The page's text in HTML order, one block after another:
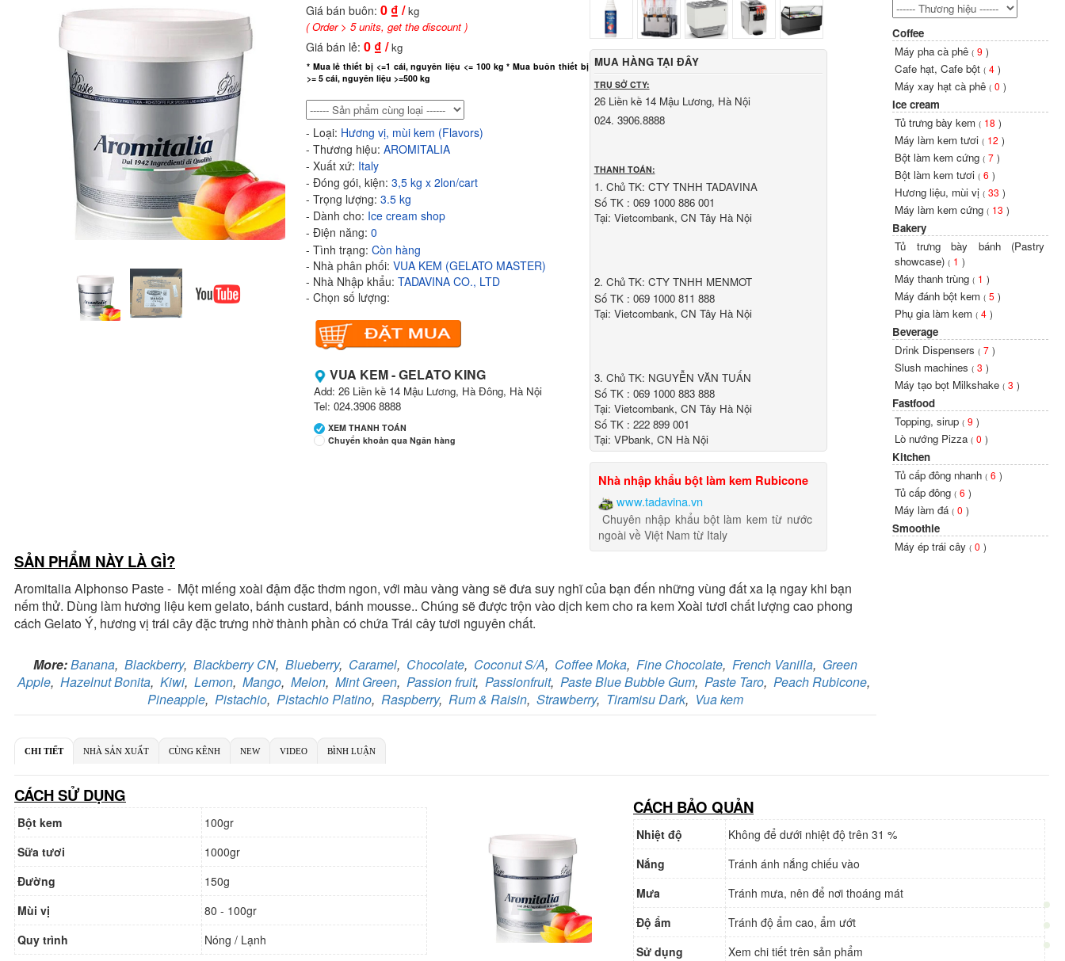
Giá bán buôn: 0₫ / kg
( Order > 5 units, get the discount )
Giá bán lẻ: 0₫ /kg
* Mua lẻ thiết bị <=1 cái, nguyên liệu <= 100 kg * Mua buôn thiết bị
>= 5 cái, nguyên liệu >=500 kg
- Loại: Hương vị, mùi kem (Flavors)
- Thương hiệu: AROMITALIA
- Xuất xứ: Italy
- Đóng gói, kiện: 3,5 kg x 2lon/cart
- Trọng lượng: 3.5 kg
- Dành cho: Ice cream shop
- Điện năng: 0
- Tình trạng: Còn hàng
- Nhà phân phối: VUA KEM (GELATO MASTER)
- Nhà Nhập khẩu: TADAVINA CO., LTD
- Chọn số lượng:
VUA KEM - GELATO KING
Add: 26 Liền kề 14 Mậu Lương, Hà Đông, Hà Nội
Tel: 024.3906 8888
XEM THANH TOÁN
Chuyển khoản qua Ngân hàng
Số TK:
069 1000 811 888
Ngân hàng Ngoại thương Việt Nam
Chi nhánh:
Vietcombank Tây Hà Nội
Chủ TK:
CÔNG TY TNHH TADAVINA
Số TK:
069 1000 886 001
Nguyễn Văn Tuấn
222 899 001
Ngân hàng Ngoại thương Việt Nam
Chi nhánh:
Vietcombank Hà Nội
Chủ TK:
Nguyễn Văn Tuấn
Số TK:
1986 883 888
MUA HÀNG TẠI ĐÂY
TRỤ SỞ CTY:
26 Liền kề 14 Mậu Lương, Hà Nội
024. 3906.8888
THANH TOÁN:
1. Chủ TK: CTY TNHH TADAVINA
Số TK : 069 1000 886 001
Tại: Vietcombank, CN Tây Hà Nội
2. Chủ TK: CTY TNHH MENMOT
Số TK : 069 1000 811 888
Tại: Vietcombank, CN Tây Hà Nội
3. Chủ TK: NGUYỄN VĂN TUẤN
Số TK : 069 1000 883 888
Tại: Vietcombank, CN Tây Hà Nội
Số TK : 222 899 001
Tại: VPbank, CN Hà Nội
Nhà nhập khẩu bột làm kem Rubicone
www.tadavina.vn
Chuyên nhập khẩu bột làm kem từ nước
ngoài về Việt Nam từ Italy
SẢN PHẨM NÀY LÀ GÌ?
Aromitalia Alphonso Paste - Một miếng xoài đậm đặc thơm ngon, với màu vàng vàng sẽ đưa suy nghĩ của bạn đến những vùng đất xa lạ ngay khi bạn
nếm thử. Dùng làm hương liệu kem gelato, bánh custard, bánh mousse.. Chúng sẽ được trộn vào dịch kem cho ra kem Xoài tươi chất lượng cao phong
cách Gelato Ý, hương vị trái cây đặc trưng nhờ thành phần có chứa Trái cây tươi nguyên chất.
More:Banana,Blackberry,Blackberry CN,Blueberry, Caramel, Chocolate, Coconut S/A, Coffee Moka,Fine Chocolate,French Vanilla, Green
Apple,Hazelnut Bonita,Kiwi,Lemon,Mango,Melon,Mint Green,Passion fruit,Passionfruit,Paste Blue Bubble Gum,Paste Taro,Peach Rubicone,
Pineapple,Pistachio,Pistachio Platino,Raspberry,Rum & Raisin,Strawberry, Tiramisu Dark, Vua kem
Coffee
Máy pha cà phê( 9 )
Cafe hạt, Cafe bột( 4 )
Máy xay hạt cà phê( 0 )
Ice cream
Tủ trưng bày kem( 18 )
Máy làm kem tươi( 12 )
Bột làm kem cứng( 7 )
Bột làm kem tươi( 6 )
Hương liệu, mùi vị( 33 )
Máy làm kem cứng( 13 )
Bakery
Tủ trưng bày bánh (Pastry
showcase)( 1 )
Máy thanh trùng( 1 )
Máy đánh bột kem( 5 )
Phụ gia làm kem( 4 )
Beverage
Drink Dispensers( 7 )
Slush machines( 3 )
Máy tạo bọt Milkshake( 3 )
Fastfood
Topping, sirup( 9 )
Lò nướng Pizza( 0 )
Kitchen
Tủ cấp đông nhanh( 6 )
Tủ cấp đông( 6 )
Máy làm đá( 0 )
Smoothie
Máy ép trái cây( 0 )
CHI TIẾT NHÀ SẢN XUẤT CÙNG KÊNH NEW VIDEO BÌNH LUẬN
CÁCH SỬ DỤNG
Bột kem
100gr
Sữa tươi
1000gr
Đường
150g
Mùi vị
80 - 100gr
Quy trình
Nóng / Lạnh
CÁCH BẢO QUẢN
Nhiệt độ
Không để dưới nhiệt độ trên 31 %
Nắng
Tránh ánh nắng chiếu vào
Mưa
Tránh mưa, nên để nơi thoáng mát
Độ ẩm
Tránh độ ẩm cao, ẩm ướt
Sử dụng
Xem chi tiết trên sản phẩm